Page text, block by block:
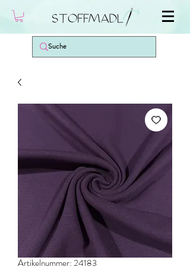
Artikelnummer: 24183